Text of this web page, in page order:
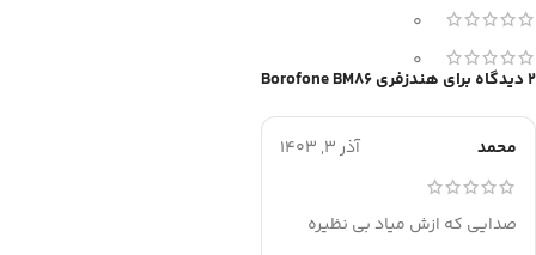
0
0
2 دیدگاه برای هندزفری Borofone BM86
محمد آذر 3, 1403
صدایی که ازش میاد بی نظیره